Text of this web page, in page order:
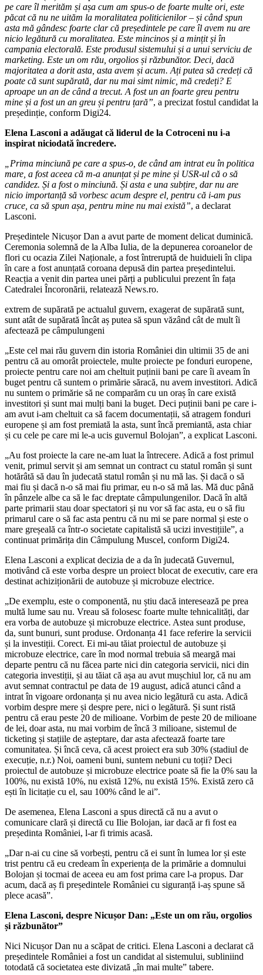
pe care îl merităm și așa cum am spus-o de foarte multe ori, este
păcat că nu ne uităm la moralitatea politicienilor – și când spun
asta mă gândesc foarte clar că președintele pe care îl avem nu are
nicio legătură cu moralitatea. Este mincinos și a mințit și în
campania electorală. Este produsul sistemului și a unui serviciu de
marketing. Este un om rău, orgolios și răzbunător. Deci, dacă
majoritatea a dorit asta, asta avem și acum. Ați putea să credeți că
poate că sunt supărată, dar nu mai simt nimic, mă credeți? E
aproape un an de când a trecut. A fost un an foarte greu pentru
mine și a fost un an greu și pentru țară”, a precizat fostul candidat la
președinție, conform Digi24.
Elena Lasconi a adăugat că liderul de la Cotroceni nu i-a
inspirat niciodată încredere.
„Prima minciună pe care a spus-o, de când am intrat eu în politica
mare, a fost aceea că m-a anunțat și pe mine și USR-ul că o să
candidez. Și a fost o minciună. Și asta e una subțire, dar nu are
nicio importanță să vorbesc acum despre el, pentru că i-am pus
cruce, ca să spun așa, pentru mine nu mai există”, a declarat
Lasconi.
Președintele Nicușor Dan a avut parte de moment delicat duminică.
Ceremonia solemnă de la Alba Iulia, de la depunerea coroanelor de
flori cu ocazia Zilei Naționale, a fost întreruptă de huiduieli în clipa
în care a fost anunțată coroana depusă din partea președintelui.
Reacția a venit din partea unei părți a publicului prezent în fața
Catedralei Încoronării, relatează News.ro.
extrem de supărată pe actualul guvern, exagerat de supărată sunt,
sunt atât de supărată încât aș putea să spun văzând cât de mult îi
afectează pe câmpulungeni
„Este cel mai rău guvern din istoria României din ultimii 35 de ani
pentru că au omorât proiectele, multe proiecte pe fonduri europene,
proiecte pentru care noi am cheltuit puținii bani pe care îi aveam în
buget pentru că suntem o primărie săracă, nu avem investitori. Adică
nu suntem o primărie să ne comparăm cu un oraș în care există
investitori și sunt mai mulți bani la buget. Deci puținii bani pe care i-
am avut i-am cheltuit ca să facem documentații, să atragem fonduri
europene și am fost premiată la asta, sunt încă premiantă, asta chiar
și cu cele pe care mi le-a ucis guvernul Bolojan”, a explicat Lasconi.
„Au fost proiecte la care ne-am luat la întrecere. Adică a fost primul
venit, primul servit și am semnat un contract cu statul român și sunt
hotărâtă să dau în judecată statul român și nu mă las. Și dacă o să
mai fiu și dacă n-o să mai fiu primar, eu n-o să mă las. Mă duc până
în pânzele albe ca să le fac dreptate câmpulungenilor. Dacă în altă
parte primarii stau doar spectatori și nu vor să fac asta, eu o să fiu
primarul care o să fac asta pentru că nu mi se pare normal și este o
mare greșeală ca într-o societate capitalistă să ucizi investițiile”, a
continuat primărița din Câmpulung Muscel, conform Digi24.
Elena Lasconi a explicat decizia de a da în judecată Guvernul,
motivând că este vorba despre un proiect blocat de executiv, care era
destinat achiziționării de autobuze și microbuze electrice.
„De exemplu, este o componentă, nu știu dacă interesează pe prea
multă lume sau nu. Vreau să folosesc foarte multe tehnicalități, dar
era vorba de autobuze și microbuze electrice. Astea sunt produse,
da, sunt bunuri, sunt produse. Ordonanța 41 face referire la servicii
și la investiții. Corect. Ei mi-au tăiat proiectul de autobuze și
microbuze electrice, care în mod normal trebuia să meargă mai
departe pentru că nu făcea parte nici din categoria servicii, nici din
categoria investiții, și au tăiat că așa au avut mușchiul lor, că nu am
avut semnat contractul pe data de 19 august, adică atunci când a
intrat în vigoare ordonanța și nu avea nicio legătură cu asta. Adică
vorbim despre mere și despre pere, nici o legătură. Și sunt ristă
pentru că erau peste 20 de milioane. Vorbim de peste 20 de milioane
de lei, doar asta, nu mai vorbim de încă 3 milioane, sistemul de
ticketing și stațiile de așteptare, dar asta afectează foarte tare
comunitatea. Și încă ceva, că acest proiect era sub 30% (stadiul de
execuție, n.r.) Noi, oameni buni, suntem nebuni cu toții? Deci
proiectul de autobuze și microbuze electrice poate să fie la 0% sau la
100%, nu există 10%, nu există 12%, nu există 15%. Există zero că
ești în licitație cu el, sau 100% când le ai”.
De asemenea, Elena Lasconi a spus directă că nu a avut o
comunicare clară și directă cu Ilie Bolojan, iar dacă ar fi fost ea
președinta României, l-ar fi trimis acasă.
„Dar n-ai cu cine să vorbești, pentru că ei sunt în lumea lor și este
trist pentru că eu credeam în experiența de la primărie a domnului
Bolojan și tocmai de aceea eu am fost prima care l-a propus. Dar
acum, dacă aș fi președintele României cu siguranță i-aș spune să
plece acasă”.
Elena Lasconi, despre Nicușor Dan: „Este un om rău, orgolios
și răzbunător”
Nici Nicușor Dan nu a scăpat de critici. Elena Lasconi a declarat că
președintele României a fost un candidat al sistemului, subliniind
totodată că societatea este divizată „în mai multe” tabere.